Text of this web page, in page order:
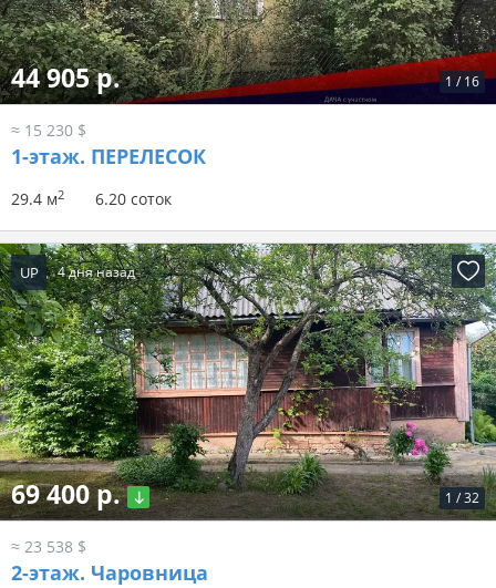
1 / 16
44 905 р.
≈ 15 230 $
1-этаж. ПЕРЕЛЕСОК
29.4 м2 6.20 соток
UP 4 дня назад
1 /32
69 400 р.
≈ 23 538 $
2-этаж. Чаровница